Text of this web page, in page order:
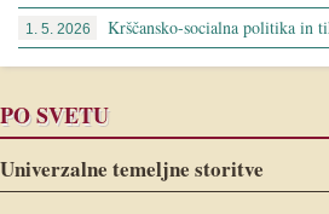
1. 5. 2026 Krščansko-socialna politika in
PO SVETU
Univerzalne temeljne storitve